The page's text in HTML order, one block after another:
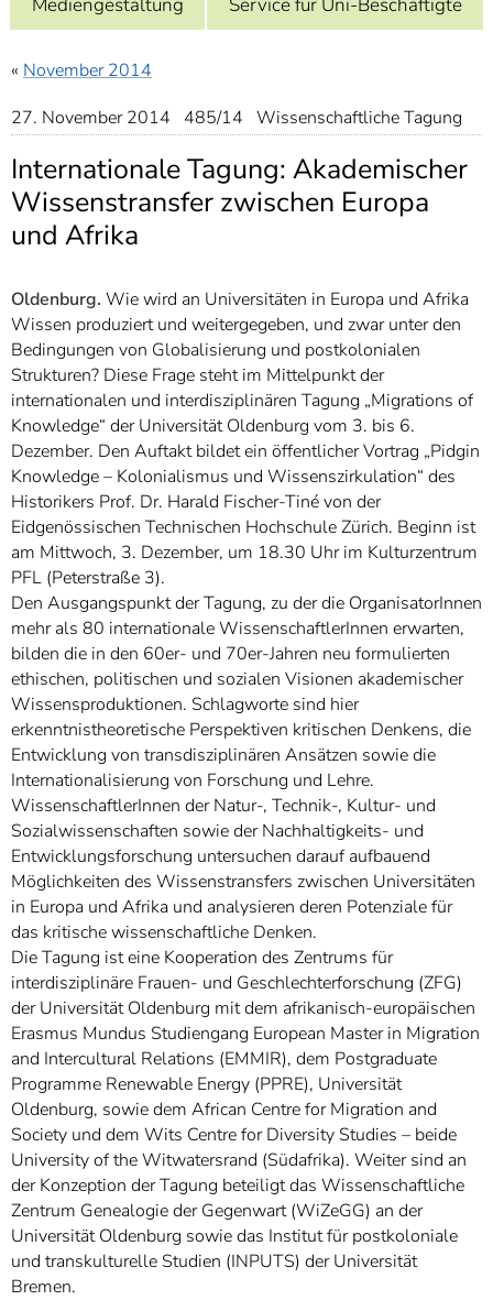
7]
Informationen zur
« November 2014
27. November 2014 485/14 Wissenschaftliche Tagung
Internationale Tagung: Akademischer
Wissenstransfer zwischen Europa
und Afrika
Oldenburg. Wie wird an Universitäten in Europa und Afrika
Wissen produziert und weitergegeben, und zwar unter den
Bedingungen von Globalisierung und postkolonialen
Strukturen? Diese Frage steht im Mittelpunkt der
internationalen und interdisziplinären Tagung „Migrations of
Knowledge“ der Universität Oldenburg vom 3. bis 6.
Dezember. Den Auftakt bildet ein öffentlicher Vortrag „Pidgin
Knowledge – Kolonialismus und Wissenszirkulation“ des
Historikers Prof. Dr. Harald Fischer-Tiné von der
Eidgenössischen Technischen Hochschule Zürich. Beginn ist
am Mittwoch, 3. Dezember, um 18.30 Uhr im Kulturzentrum
PFL (Peterstraße 3).
Den Ausgangspunkt der Tagung, zu der die OrganisatorInnen
mehr als 80 internationale WissenschaftlerInnen erwarten,
bilden die in den 60er- und 70er-Jahren neu formulierten
ethischen, politischen und sozialen Visionen akademischer
Wissensproduktionen. Schlagworte sind hier
erkenntnistheoretische Perspektiven kritischen Denkens, die
Entwicklung von transdisziplinären Ansätzen sowie die
Internationalisierung von Forschung und Lehre.
WissenschaftlerInnen der Natur-, Technik-, Kultur- und
Sozialwissenschaften sowie der Nachhaltigkeits- und
Entwicklungsforschung untersuchen darauf aufbauend
Möglichkeiten des Wissenstransfers zwischen Universitäten
in Europa und Afrika und analysieren deren Potenziale für
das kritische wissenschaftliche Denken.
Die Tagung ist eine Kooperation des Zentrums für
interdisziplinäre Frauen- und Geschlechterforschung (ZFG)
der Universität Oldenburg mit dem afrikanisch-europäischen
Erasmus Mundus Studiengang European Master in Migration
and Intercultural Relations (EMMIR), dem Postgraduate
Programme Renewable Energy (PPRE), Universität
Oldenburg, sowie dem African Centre for Migration and
Society und dem Wits Centre for Diversity Studies – beide
University of the Witwatersrand (Südafrika). Weiter sind an
der Konzeption der Tagung beteiligt das Wissenschaftliche
Zentrum Genealogie der Gegenwart (WiZeGG) an der
Universität Oldenburg sowie das Institut für postkoloniale
und transkulturelle Studien (INPUTS) der Universität
Bremen.